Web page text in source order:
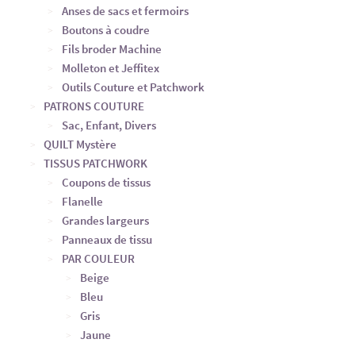
Anses de sacs et fermoirs
Boutons à coudre
Fils broder Machine
Molleton et Jeffitex
Outils Couture et Patchwork
PATRONS COUTURE
Sac, Enfant, Divers
QUILT Mystère
TISSUS PATCHWORK
Coupons de tissus
Flanelle
Grandes largeurs
Panneaux de tissu
PAR COULEUR
Beige
Bleu
Gris
Jaune